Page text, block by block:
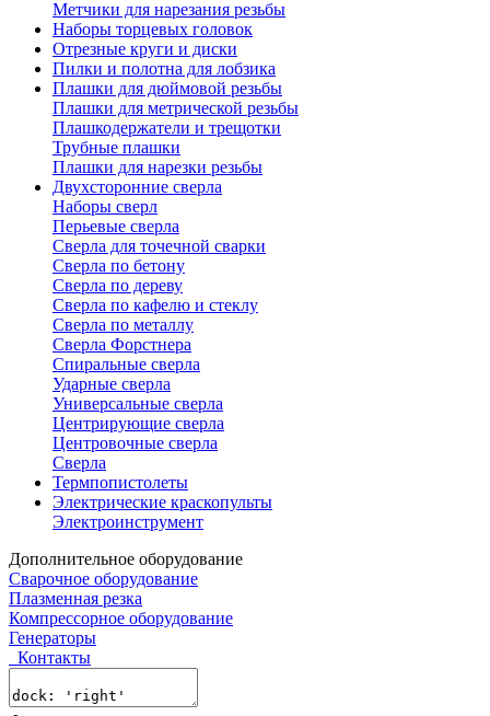
Метчики для нарезания резьбы
Наборы торцевых головок
Отрезные круги и диски
Пилки и полотна для лобзика
Плашки для дюймовой резьбы
Плашки для метрической резьбы
Плашкодержатели и трещотки
Трубные плашки
Плашки для нарезки резьбы
Двухсторонние сверла
Наборы сверл
Перьевые сверла
Сверла для точечной сварки
Сверла по бетону
Сверла по дереву
Сверла по кафелю и стеклу
Сверла по металлу
Сверла Форстнера
Спиральные сверла
Ударные сверла
Универсальные сверла
Центрирующие сверла
Центровочные сверла
Сверла
Термпопистолеты
Электрические краскопульты
Электроинструмент
Дополнительное оборудование
Сварочное оборудование
Плазменная резка
Компрессорное оборудование
Генераторы
Контакты